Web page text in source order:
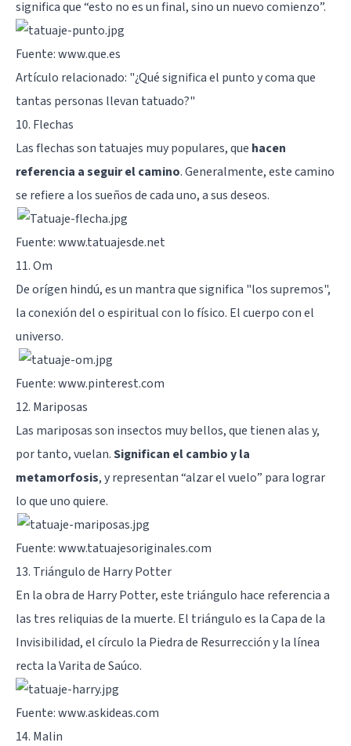
significa que “esto no es un final, sino un nuevo comienzo”.
Fuente: www.que.es
Artículo relacionado: "¿Qué significa el punto y coma que
tantas personas llevan tatuado?"
10. Flechas
Las flechas son tatuajes muy populares, que hacen
referencia a seguir el camino. Generalmente, este camino
se refiere a los sueños de cada uno, a sus deseos.
Fuente: www.tatuajesde.net
11. Om
De orígen hindú, es un mantra que significa "los supremos",
la conexión del o espiritual con lo físico. El cuerpo con el
universo.
Fuente: www.pinterest.com
12. Mariposas
Las mariposas son insectos muy bellos, que tienen alas y,
por tanto, vuelan.Significan el cambio y la
metamorfosis, y representan “alzar el vuelo” para lograr
lo que uno quiere.
Fuente: www.tatuajesoriginales.com
13. Triángulo de Harry Potter
En la obra de Harry Potter, este triángulo hace referencia a
las tres reliquias de la muerte. El triángulo es la Capa de la
Invisibilidad, el círculo la Piedra de Resurrección y la línea
recta la Varita de Saúco.
Fuente: www.askideas.com
14. Malin